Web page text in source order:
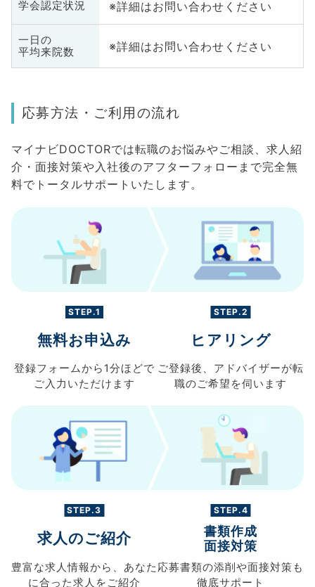
学会認定状況 ※詳細はお問い合わせください
一日の
平均来院数
※詳細はお問い合わせください
応募方法・ご利用の流れ
マイナビDOCTORでは転職のお悩みやご相談、求人紹
介・面接対策や入社後のアフターフォローまで完全無
料でトータルサポートいたします。
STEP.1
無料お申込み
登録フォームから 1分ほどで
ご入力 いただけます
STEP.2
ヒアリング
ご登録後、 アドバイザーが転
職のご希望を伺います
STEP.3
求人のご紹介
豊富な求人情報から、 あなた
に合った求人を ご紹介
STEP.4
書類作成
面接対策
応募書類の添削や面接対策も
徹底サポート